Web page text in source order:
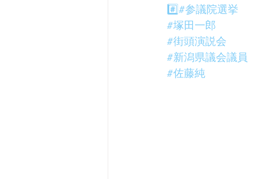
#️ #参議院選挙
#塚田一郎
#街頭演説会
#新潟県議会議員
#佐藤純